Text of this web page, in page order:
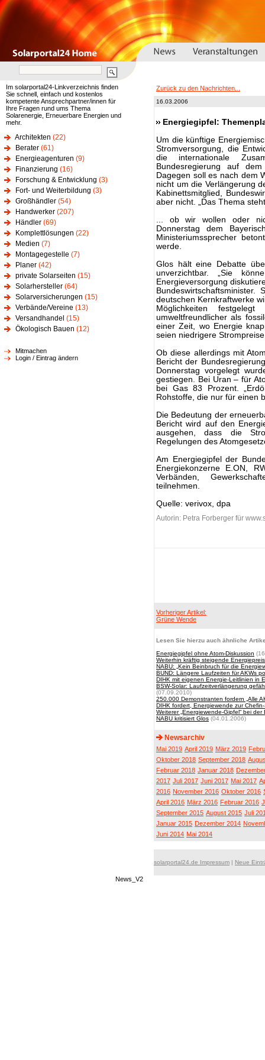
Im solarportal24-Linkverzeichnis finden
Sie schnell, einfach und kostenlos
kompetente Ansprechpartner/innen für
Ihre Fragen rund ums Thema
Solarenergie, Erneuerbare Energien und
mehr.
Architekten (22)
Berater (61)
Energieagenturen (9)
Finanzierung (16)
Forschung & Entwicklung (3)
Fort- und Weiterbildung (3)
Großhändler (54)
Handwerker (207)
Händler (69)
Komplettlösungen (22)
Medien (7)
Montagegestelle (7)
Planer (42)
private Solarseiten (15)
Solarhersteller (64)
Solarversicherungen (15)
Verbände/Vereine (13)
Versandhandel (15)
Ökologisch Bauen (12)
Mitmachen
Login / Eintrag ändern
Zurück zu den Nachrichten...
16.03.2006
Energiegipfel:
Um die künftige
Stromversorgung, die
die internationale
Bundesregierung auf
Dagegen soll es nach dem
nicht um die Verlängerung
Kabinettsmitglied,
aber nicht. „Das Thema
... ob wir wollen oder
Donnerstag dem
Ministeriumssprecher
werde.
Glos hält eine Debatte
unverzichtbar. „Sie
Energieversorgung
deutschen Kernkraftwerke
Möglichkeiten
umweltfreundlicher als
einer Zeit, wo Energie
seien niedrigere
Ob diese allerdings mit
Bericht der
Donnerstag vorgelegt
gestiegen. Bei Uran – für
bei Gas 83 Prozent.
Rohstoffe, die nur für einen
Die Bedeutung der
Bericht wird auf den
ausgehen, dass die
Regelungen des
Am Energiegipfel der
Energiekonzerne E.ON,
Verbänden,
teilnehmen.
Quelle: verivox, dpa
Autorin: Petra Forberger für
Vorheriger Artikel:
Grüne Wende
Lesen Sie hierzu auch ähnliche
Energiegipfel ohne Atom-Diskussion
Weiterhin kräftig steigende
NABU: „Kein Beinbruch für die
BUND: Längere Laufzeiten für AKWs
DIHK mit eigenen Energie-Leitlinien in
BSW-Solar: Laufzeitverlängerung
(07.09.2010)
250.000 Demonstranten fordern „Alle
DIHK fordert, Energiewende zur
Weiterer „Energiewende-Gipfel“ bei
NABU kritisiert Glos (04.01.2006)
Newsarchiv
Mai 2019 April 2019 März 2019
Oktober 2018 September 2018
Februar 2018 Januar 2018
2017 Juli 2017 Juni 2017 Mai 2017
2016 November 2016 Oktober 2016
April 2016 März 2016 Februar 2016
September 2015 August 2015 Juli
Januar 2015 Dezember 2014
Juni 2014 Mai 2014
solarportal24.de Impressum | Neue
News_V2